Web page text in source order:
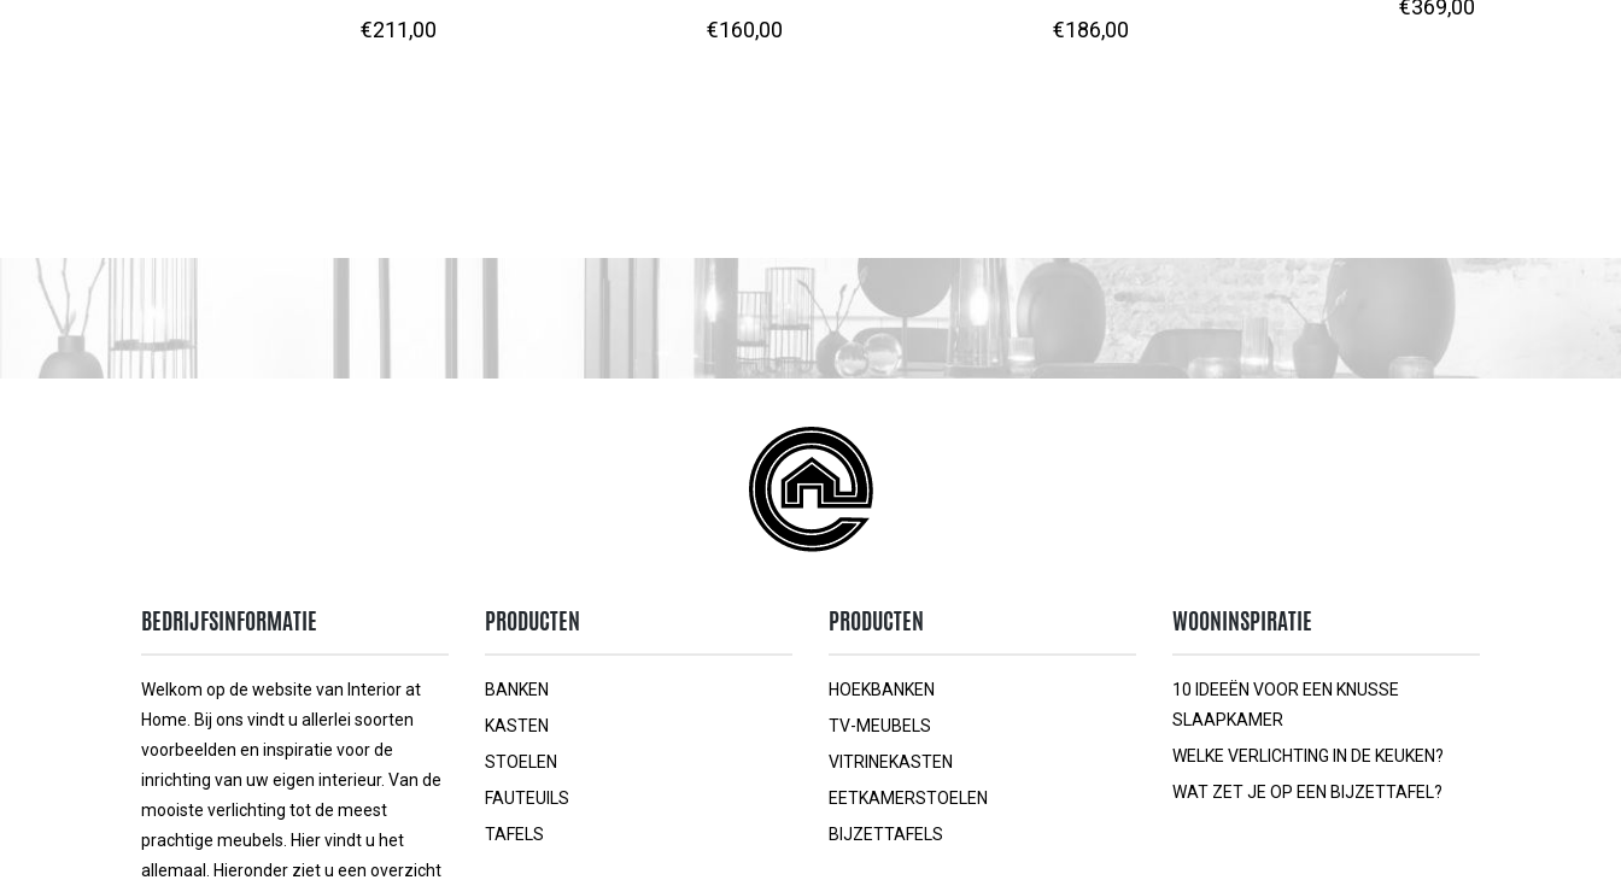
€211,00 €160,00 €186,00
€369,00
BEDRIJFSINFORMATIE
Welkom op de website van Interior at
Home. Bij ons vindt u allerlei soorten
voorbeelden en inspiratie voor de
inrichting van uw eigen interieur. Van de
mooiste verlichting tot de meest
prachtige meubels. Hier vindt u het
allemaal. Hieronder ziet u een overzicht
PRODUCTEN
BANKEN
KASTEN
STOELEN
FAUTEUILS
TAFELS
PRODUCTEN
HOEKBANKEN
TV-MEUBELS
VITRINEKASTEN
EETKAMERSTOELEN
BIJZETTAFELS
WOONINSPIRATIE
10 IDEEËN VOOR EEN KNUSSE
SLAAPKAMER
WELKE VERLICHTING IN DE KEUKEN?
WAT ZET JE OP EEN BIJZETTAFEL?